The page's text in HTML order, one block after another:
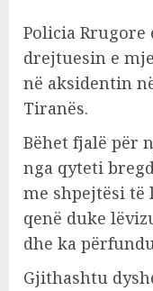
Policia
drejtuesin e
në aksidentin
Tiranës.
Bëhet fjalë për
nga qyteti
me shpejtësi të
qenë duke
dhe ka
Gjithashtu